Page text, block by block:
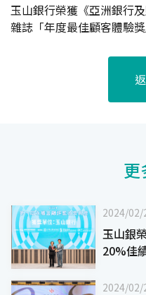
玉山銀行榮獲《亞洲銀行
雜誌「年度最佳顧客體驗獎
更
2024/02/
玉山銀
20%佳
2024/02/